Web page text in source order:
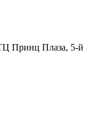
Принц Плаза, 5-й